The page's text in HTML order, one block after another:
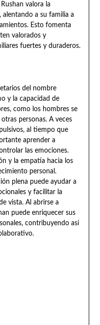
valora la
a su familia a
Esto fomenta
valorados y
fuertes y duraderos.
del nombre
y la capacidad de
como los hombres se
personas. A veces
al tiempo que
aprender a
las emociones.
y la empatía hacia los
personal.
plena puede ayudar a
y facilitar la
vista. Al abrirse a
puede enriquecer sus
contribuyendo así